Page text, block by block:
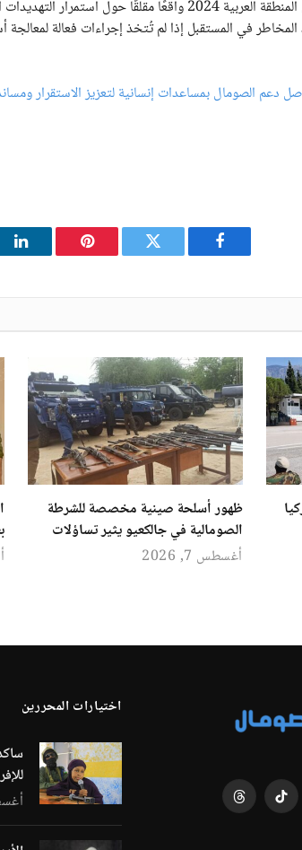
مؤشر الإرهاب في المنطقة العربية 2024 واقعًا مقلقًا
في المستقبل إذا لم تُتخذ إجراءات فعالة
دعم الصومال بمساعدات إنسانية لتعزيز الاستقرار
فيسبوك تويتر بينتيريست
ظهور أسلحة صينية مخصصة للشرطة
الصومالية في جالكعيو يثير تساؤلات
أغسطس 7, 2026
تيكتوك Threads
اختيارات المحررين